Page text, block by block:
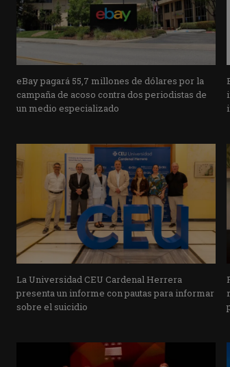
eBay pagará 55,7 millones de dólares por la
campaña de acoso contra dos periodistas de
un medio especializado
La Universidad CEU Cardenal Herrera
presenta un informe con pautas para informar
sobre el suicidio